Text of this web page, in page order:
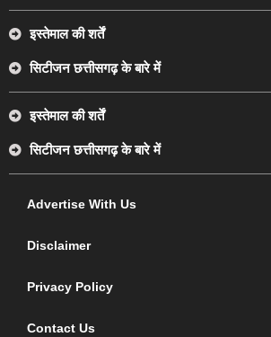
इस्तेमाल की शर्तें
सिटीजन छत्तीसगढ़ के बारे में
इस्तेमाल की शर्तें
सिटीजन छत्तीसगढ़ के बारे में
Advertise With Us
Disclaimer
Privacy Policy
Contact Us